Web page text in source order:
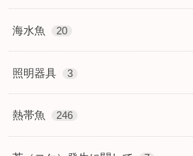
海水魚 20
照明器具 3
熱帯魚 246